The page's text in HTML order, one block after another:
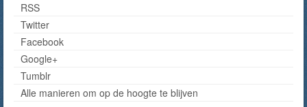
RSS
Twitter
Facebook
Google+
Tumblr
Alle manieren om op de hoogte te blijven